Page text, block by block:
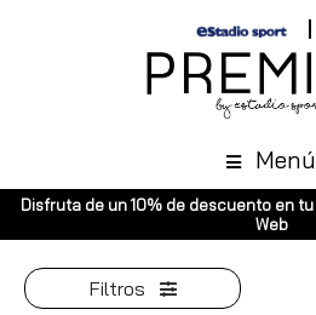
Menú
en tu primera compra en nuestra
Filtros